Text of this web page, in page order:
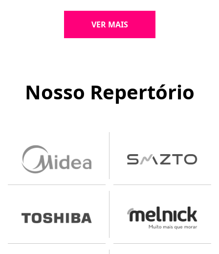
VER MAIS
Nosso Repertório